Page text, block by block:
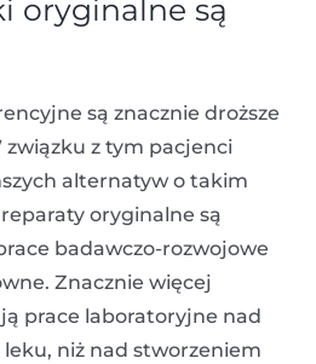
oryginalne są
są znacznie droższe
z tym pacjenci
alternatyw o takim
oryginalne są
badawczo-rozwojowe
Znacznie więcej
prace laboratoryjne nad
niż nad stworzeniem